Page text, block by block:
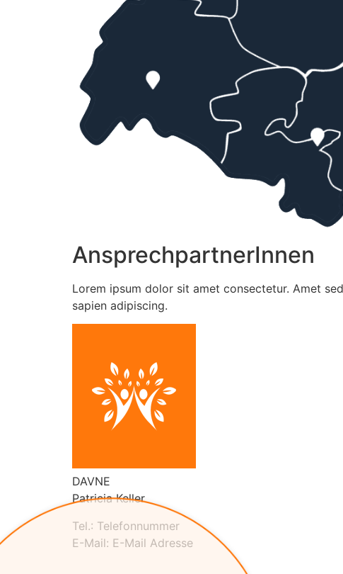
AnsprechpartnerInnen
Lorem ipsum dolor sit amet consectetur. Amet
sapien adipiscing.
DAVNE
Patricia Keller
Tel.: Telefonnummer
E-Mail: E-Mail Adresse